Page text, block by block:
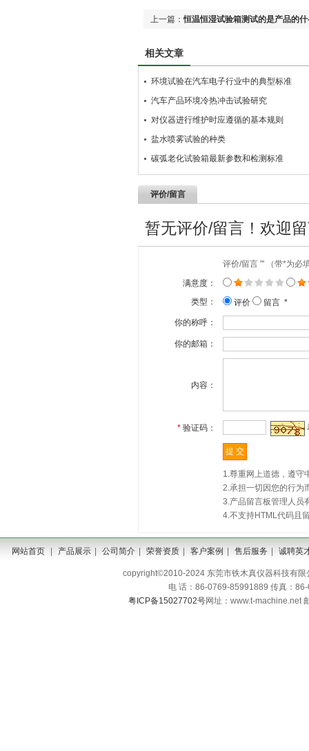
上一篇：恒温恒湿试验箱测试的是产品的
相关文章
环境试验在汽车电子行业中的典型标准
汽车产品环境冷热冲击试验研究
对仪器进行维护时应遵循的基本规则
盐水喷雾试验的种类
碳弧老化试验箱最新参数和检测标准
评价/留言
暂无评价/留言！欢迎
评价/留言 "' （带*为必
满意度：
类型：
评价 留言 *
你的称呼：
你的邮箱：
内容：
* 验证码：
1.尊重网上道德，遵守
2.承担一切因您的行为
3.产品留言板管理人员
4.不支持HTML代码且
网站首页 产品展示 公司简介 荣誉资质 客户案例 售后服务 诚聘英
copyright©2010-2024 东莞市铁木真仪器科技有
电 话：86-0769-85991889 传真：
粤ICP备15027702号网址：www.t-machine.net